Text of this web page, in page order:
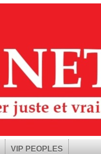
VIP PEOPLES